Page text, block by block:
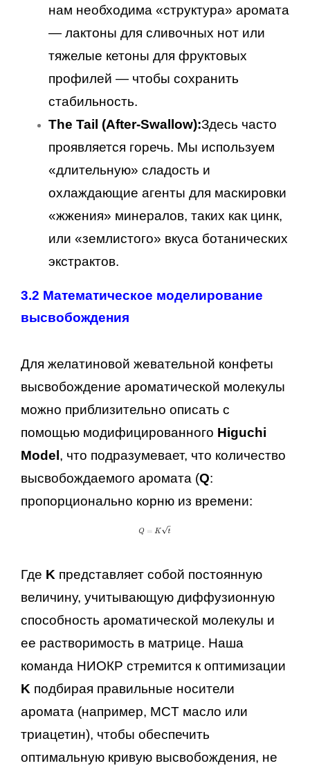
нам необходима «структура» аромата
— лактоны для сливочных нот или
тяжелые кетоны для фруктовых
профилей — чтобы сохранить
стабильность.
The Tail (After-Swallow):Здесь часто
проявляется горечь. Мы используем
«длительную» сладость и
охлаждающие агенты для маскировки
«жжения» минералов, таких как цинк,
или «землистого» вкуса ботанических
экстрактов.
3.2 Математическое моделирование
высвобождения
Для желатиновой жевательной конфеты
высвобождение ароматической молекулы
можно приблизительно описать с
помощью модифицированного Higuchi
Model , что подразумевает, что количество
высвобождаемого аромата (Q:
пропорционально корню из времени:
Где K представляет собой постоянную
величину, учитывающую диффузионную
способность ароматической молекулы и
ее растворимость в матрице. Наша
команда НИОКР стремится к оптимизации
K подбирая правильные носители
аромата (например, MCT масло или
триацетин), чтобы обеспечить
оптимальную кривую высвобождения, не